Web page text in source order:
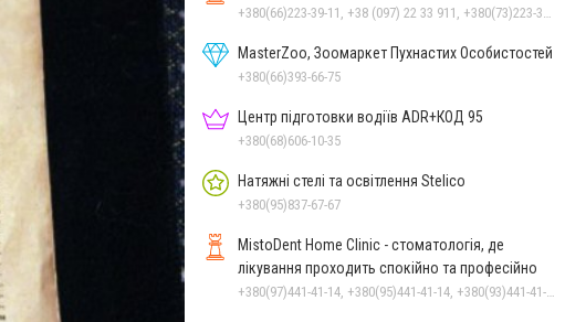
+380(66)223-39-11, +38 (097) 22 33 911, +380(73)223-39-11
MasterZoo, Зоомаркет Пухнастих Особистостей
+380(66)393-66-75
Центр підготовки водіїв ADR+КОД 95
+380(68)606-10-35
Натяжні стелі та освітлення Stelico
+380(95)837-67-67
MistoDent Home Clinic - стоматологія, де
лікування проходить спокійно та професійно
+380(97)441-41-14, +380(95)441-41-14, +380(93)441-41-14